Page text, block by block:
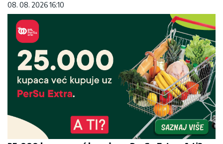
08. 08. 2026 16:10